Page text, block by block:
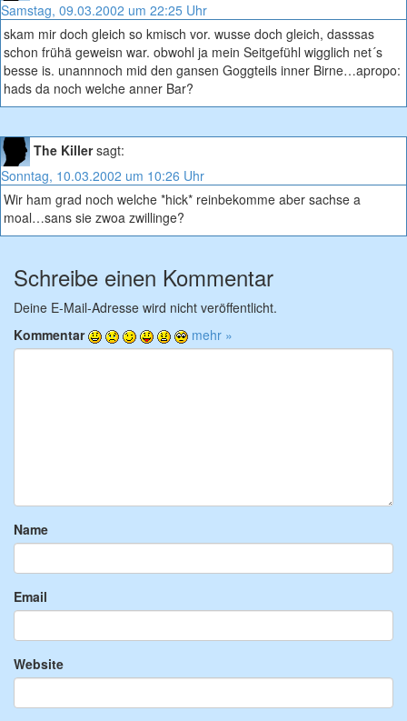
Samstag, 09.03.2002 um 22:25 Uhr
skam mir doch gleich so kmisch vor. wusse doch gleich, dasssas
schon frühä geweisn war. obwohl ja mein Seitgefühl wigglich net´s
besse is. unannnoch mid den gansen Goggteils inner Birne…apropo:
hads da noch welche anner Bar?
The Killer sagt:
Sonntag, 10.03.2002 um 10:26 Uhr
Wir ham grad noch welche *hick* reinbekomme aber sachse a
moal…sans sie zwoa zwillinge?
Schreibe einen Kommentar
Deine E-Mail-Adresse wird nicht veröffentlicht.
Kommentar
mehr »
Name
Email
Website